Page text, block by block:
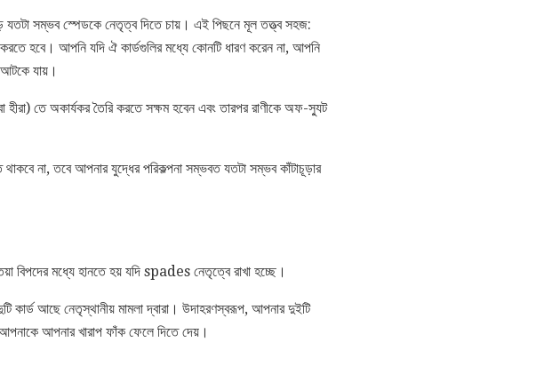
যতটা সম্ভব স্পেডকে নেতৃত্ব দিতে চায়। এই পিছনে মূল তত্ত্ব সহজ:
হবে। আপনি যদি ঐ কার্ডগুলির মধ্যে কোনটি ধারণ করেন না, আপনি
যায়।
হীরা) তে অকার্যকর তৈরি করতে সক্ষম হবেন এবং তারপর রাণীকে অফ-স্যুট
না, তবে আপনার যুদ্ধের পরিকল্পনা সম্ভবত যতটা সম্ভব কাঁটাচূড়ার
বিপদের মধ্যে হানতে হয় যদি spades নেতৃত্বে রাখা হচ্ছে।
কার্ড আছে নেতৃস্থানীয় মামলা দ্বারা। উদাহরণস্বরূপ, আপনার দুইটি
আপনার খারাপ ফাঁক ফেলে দিতে দেয়।